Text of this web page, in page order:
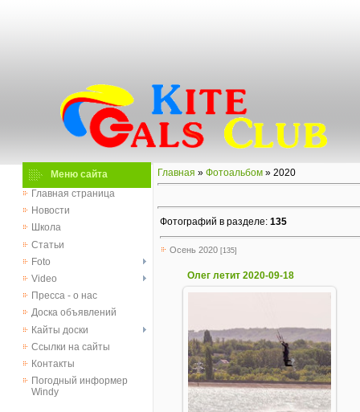
Меню сайта
Главная страница
Новости
Школа
Статьи
Foto
Video
Пресса - о нас
Доска объявлений
Кайты доски
Ссылки на сайты
Контакты
Погодный информер
Windy
Главная » Фотоальбом » 2020
Фотографий в разделе: 135
Осень 2020 [135]
Олег летит 2020-09-18
19 Сентября 2020